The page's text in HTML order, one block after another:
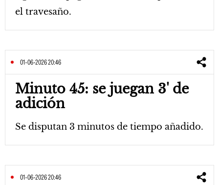
el travesaño.
01-06-2026 20:46
Minuto 45: se juegan 3' de
adición
Se disputan 3 minutos de tiempo añadido.
01-06-2026 20:46